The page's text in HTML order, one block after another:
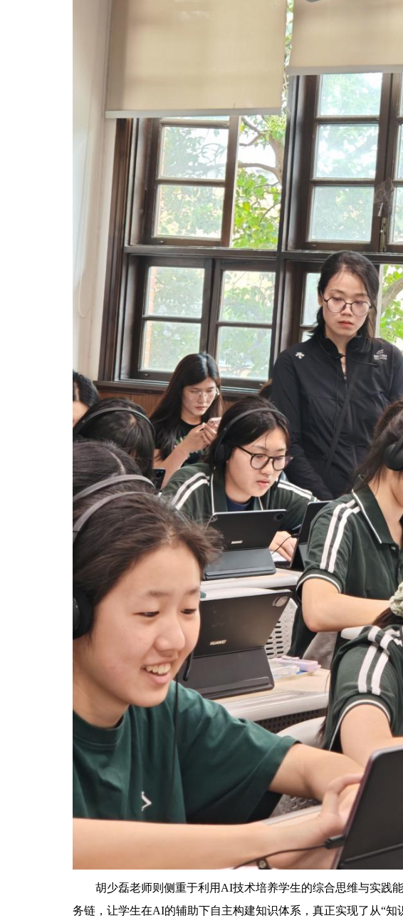
胡少磊老师则侧重于利用AI技术培养学生的综合思维与实践能
务链，让学生在AI的辅助下自主构建知识体系，真正实现了从“知